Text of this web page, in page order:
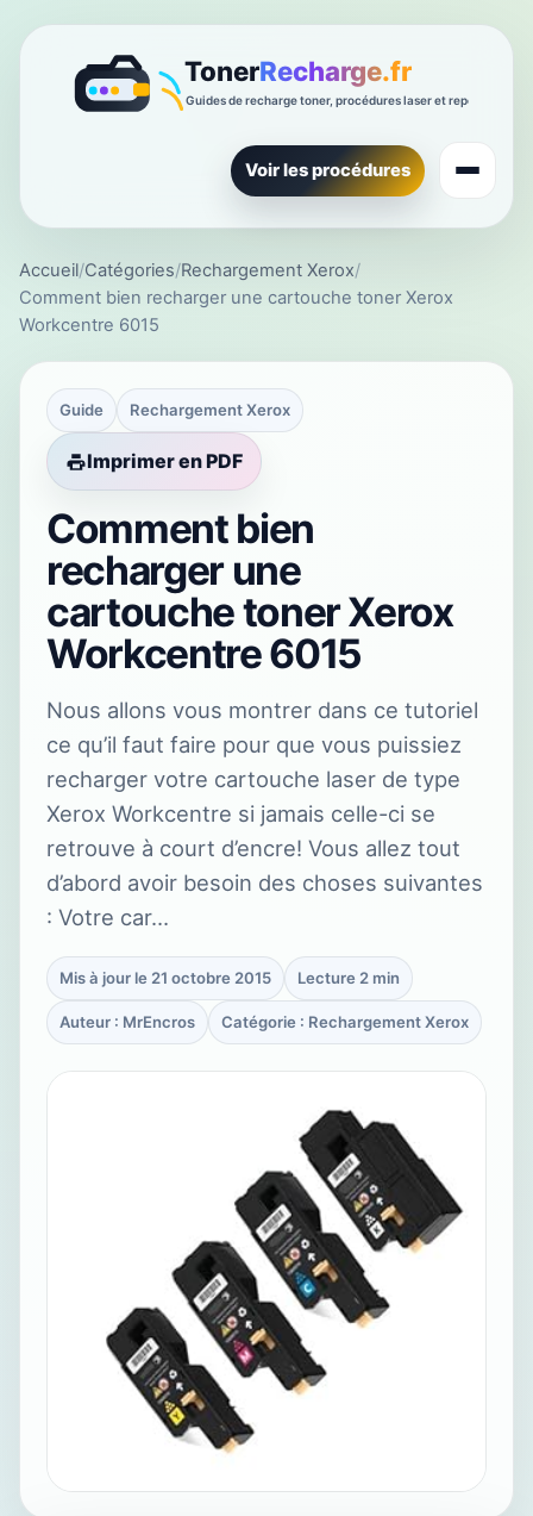
Voir les procédures
Accueil/Catégories/Rechargement Xerox/
Comment bien recharger une cartouche toner Xerox
Workcentre 6015
Guide Rechargement Xerox
Imprimer en PDF
Comment bien
recharger une
cartouche toner Xerox
Workcentre 6015
Nous allons vous montrer dans ce tutoriel
ce qu’il faut faire pour que vous puissiez
recharger votre cartouche laser de type
Xerox Workcentre si jamais celle-ci se
retrouve à court d’encre! Vous allez tout
d’abord avoir besoin des choses suivantes
: Votre car…
Mis à jour le 21 octobre 2015 Lecture 2 min
Auteur : MrEncros Catégorie : Rechargement Xerox